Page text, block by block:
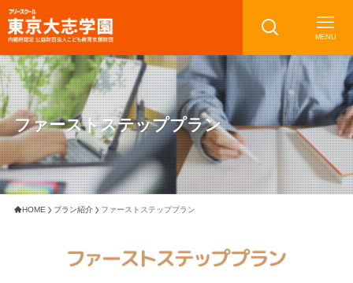
MENU
ファーストステッププラン
HOME プラン紹介 ファーストステッププラン